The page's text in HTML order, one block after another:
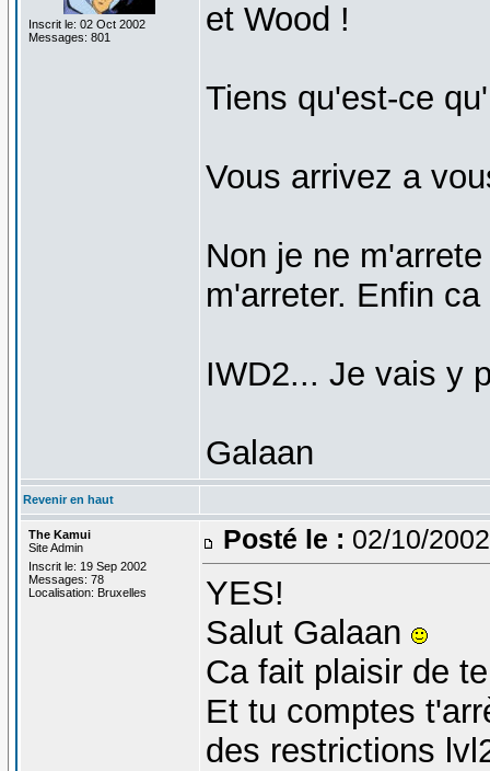
Inscrit le: 02 Oct 2002
Messages: 801
et Wood !
Tiens qu'est-ce
Vous arrivez a
Non je ne
m'arreter. Enfin
IWD2... Je vais y
Galaan
Revenir en haut
The Kamui
Site Admin
Inscrit le: 19 Sep 2002
Messages: 78
Localisation: Bruxelles
Posté le : 02/10/
YES!
Salut Galaan
Ca fait plaisir de
Et tu comptes
des restrictions